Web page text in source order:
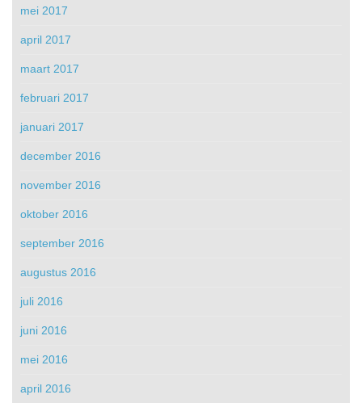
mei 2017
april 2017
maart 2017
februari 2017
januari 2017
december 2016
november 2016
oktober 2016
september 2016
augustus 2016
juli 2016
juni 2016
mei 2016
april 2016